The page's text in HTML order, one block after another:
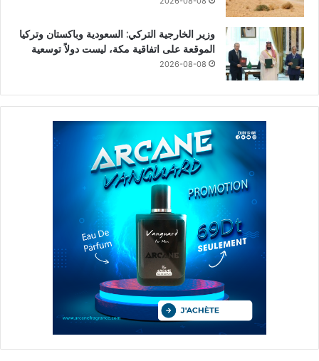
وزير الخارجية التركي: السعودية وباكستان وتركيا
الموقعة على اتفاقية مكة، ليست دولاً توسعية
2026-08-08